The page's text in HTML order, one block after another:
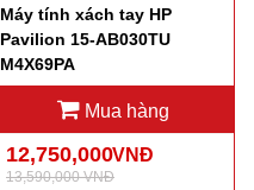
Máy tính xách tay HP
Pavilion 15-AB030TU
M4X69PA
Mua hàng
12,750,000VNĐ
13,590,000 VNĐ